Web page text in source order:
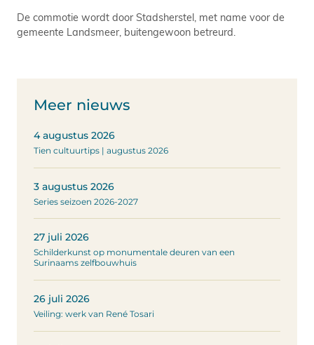
De commotie wordt door Stadsherstel, met name voor de
gemeente Landsmeer, buitengewoon betreurd.
Meer nieuws
4 augustus 2026
Tien cultuurtips | augustus 2026
3 augustus 2026
Series seizoen 2026-2027
27 juli 2026
Schilderkunst op monumentale deuren van een
Surinaams zelfbouwhuis
26 juli 2026
Veiling: werk van René Tosari